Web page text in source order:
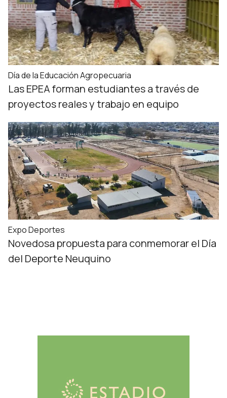
Día de la Educación Agropecuaria
Las EPEA forman estudiantes a través de
proyectos reales y trabajo en equipo
Expo Deportes
Novedosa propuesta para conmemorar el Día
del Deporte Neuquino